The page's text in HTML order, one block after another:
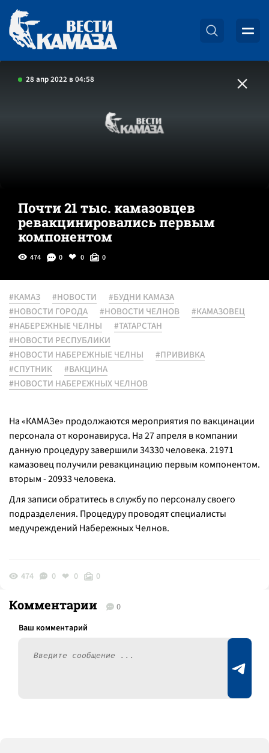
28 апр 2022 в 04:58
Почти 21 тыс. камазовцев
ревакцинировались первым
компонентом
474 0 0 0
#КАМАЗ #НОВОСТИ
#БУДНИ КАМАЗА
#НОВОСТИ ГОРОДА
#НОВОСТИ ЧЕЛНОВ
#КАМАЗОВЕЦ
#НАБЕРЕЖНЫЕ ЧЕЛНЫ
#ТАТАРСТАН
#НОВОСТИ РЕСПУБЛИКИ
#НОВОСТИ НАБЕРЕЖНЫЕ ЧЕЛНЫ
#ПРИВИВКА
#СПУТНИК
#ВАКЦИНА
#НОВОСТИ НАБЕРЕЖНЫХ ЧЕЛНОВ
На «КАМАЗе» продолжаются мероприятия по вакцинации
персонала от коронавируса. На 27 апреля в компании
данную процедуру завершили 34330 человека. 21971
камазовец получили ревакцинацию первым компонентом.
вторым - 20933 человека.
Для записи обратитесь в службу по персоналу своего
подразделения. Процедуру проводят специалисты
медучреждений Набережных Челнов.
474 0 0 0
Комментарии 0